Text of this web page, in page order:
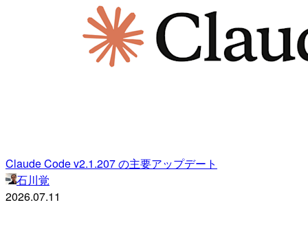
Claude Code v2.1.207 の主要アップデート
石川覚
2026.07.11